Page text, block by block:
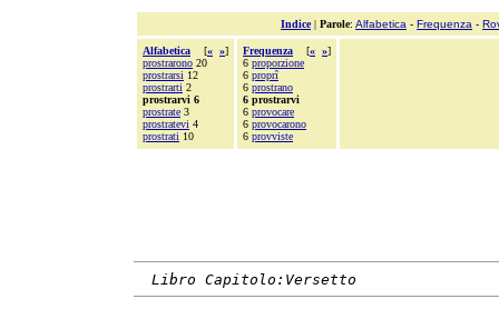
Indice| Parole: Alfabetica - Frequenza -
Alfabetica [« »]
prostrarono 20
prostrarsi 12
prostrarti 2
prostrarvi 6
prostrate 3
prostratevi 4
prostrati 10
Frequenza [« »]
6 proporzione
6 proprî
6 prostrano
6 prostrarvi
6 provocare
6 provocarono
6 provviste
Libro Capitolo:Versetto